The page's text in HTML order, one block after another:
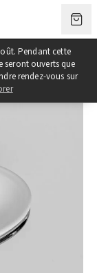
Pendant cette
seront ouverts que
rendez-vous sur